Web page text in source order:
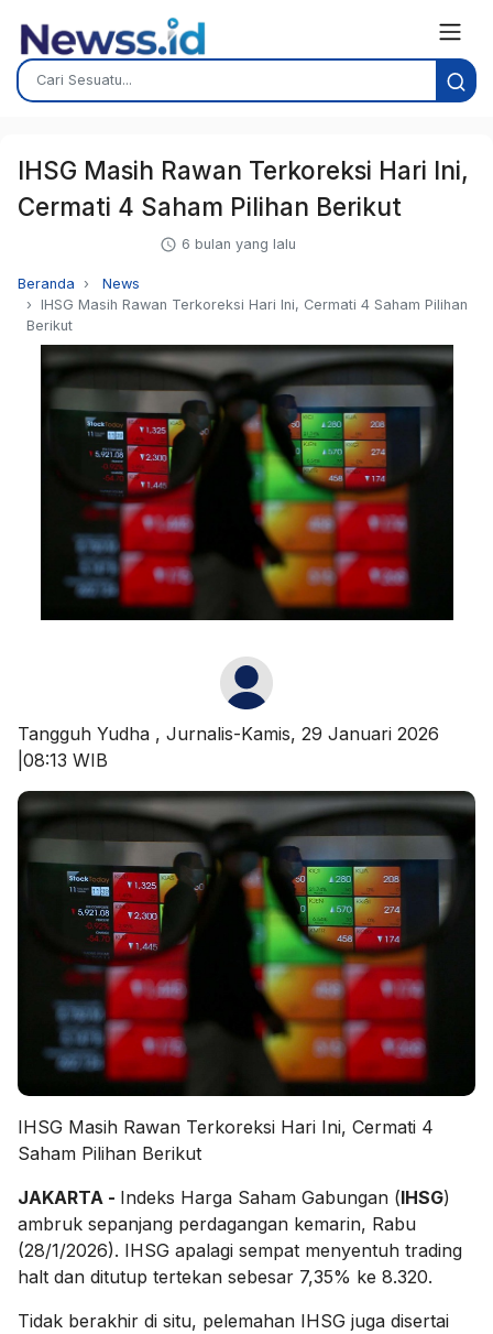
IHSG Masih Rawan Terkoreksi Hari Ini,
Cermati 4 Saham Pilihan Berikut
6 bulan yang lalu
Beranda
News
IHSG Masih Rawan Terkoreksi Hari Ini, Cermati 4 Saham Pilihan
Berikut
Tangguh Yudha , Jurnalis-Kamis, 29 Januari 2026
|08:13 WIB
IHSG Masih Rawan Terkoreksi Hari Ini, Cermati 4
Saham Pilihan Berikut
JAKARTA - Indeks Harga Saham Gabungan (IHSG)
ambruk sepanjang perdagangan kemarin, Rabu
(28/1/2026). IHSG apalagi sempat menyentuh trading
halt dan ditutup tertekan sebesar 7,35% ke 8.320.
Tidak berakhir di situ, pelemahan IHSG juga disertai